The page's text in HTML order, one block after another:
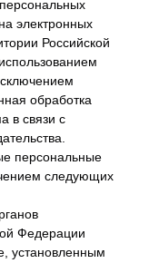
электронных
Российской
обработка
в связи с
персональные
следующих
Федерации
установленным